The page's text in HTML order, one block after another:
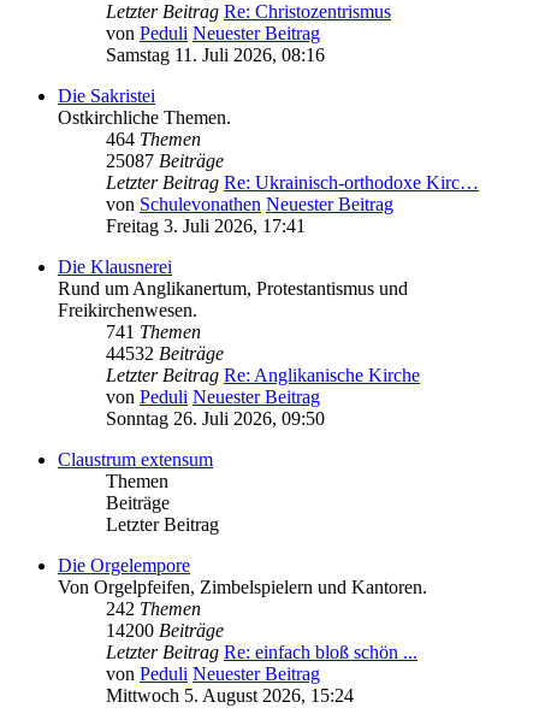
Letzter Beitrag Re: Christozentrismus
von Peduli Neuester Beitrag
Samstag 11. Juli 2026, 08:16
Die Sakristei
Ostkirchliche Themen.
464 Themen
25087 Beiträge
Letzter Beitrag Re: Ukrainisch-orthodoxe Kirc…
von Schulevonathen Neuester Beitrag
Freitag 3. Juli 2026, 17:41
Die Klausnerei
Rund um Anglikanertum, Protestantismus und
Freikirchenwesen.
741 Themen
44532 Beiträge
Letzter Beitrag Re: Anglikanische Kirche
von Peduli Neuester Beitrag
Sonntag 26. Juli 2026, 09:50
Claustrum extensum
Themen
Beiträge
Letzter Beitrag
Die Orgelempore
Von Orgelpfeifen, Zimbelspielern und Kantoren.
242 Themen
14200 Beiträge
Letzter Beitrag Re: einfach bloß schön ...
von Peduli Neuester Beitrag
Mittwoch 5. August 2026, 15:24